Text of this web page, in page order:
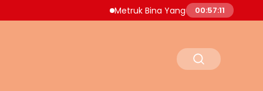
Metruk Bina Yangını Adnan Menderes
00:57:12